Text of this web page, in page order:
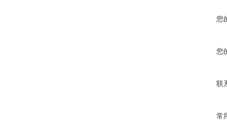
您
您
联
常